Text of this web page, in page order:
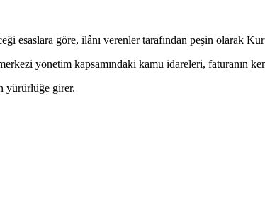
esaslara göre, ilânı verenler tarafından peşin olarak
yönetim kapsamındaki kamu idareleri, faturanın
yürürlüğe girer.